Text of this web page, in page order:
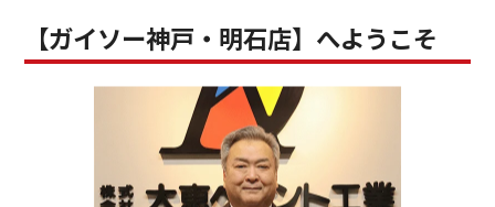
【ガイソー神戸・明石店】へようこそ